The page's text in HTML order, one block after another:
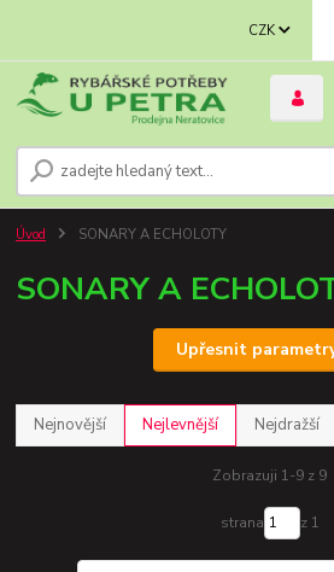
CZK
Úvod SONARY A ECHOLOTY
SONARY A
Upřesnit
Nejnovější Nejlevnější Nejdražší
Zobrazuji 1-9 z 9
strana z 1